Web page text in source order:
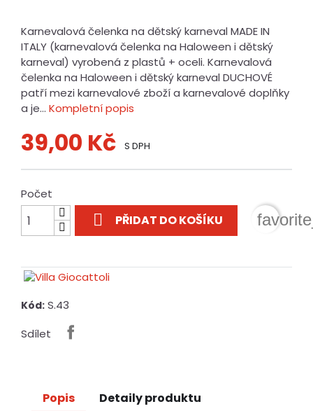
Karnevalová čelenka na dětský karneval MADE IN
ITALY (karnevalová čelenka na Haloween i dětský
karneval) vyrobená z plastů + oceli. Karnevalová
čelenka na Haloween i dětský karneval DUCHOVÉ
patří mezi karnevalové zboží a karnevalové doplňky
a je... Kompletní popis
39,00 Kč S DPH
Počet
 PŘIDAT DO KOŠÍKU
Kód: S.43
Sdílet
Popis
Detaily produktu